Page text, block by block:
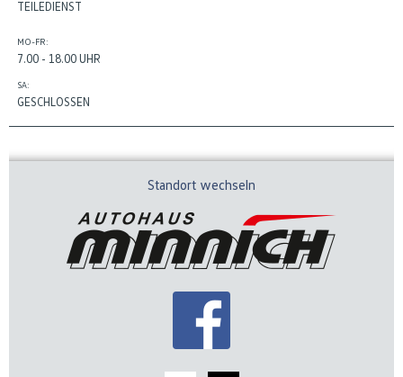
TEILEDIENST
MO-FR:
7.00 - 18.00 UHR
SA:
GESCHLOSSEN
Standort wechseln